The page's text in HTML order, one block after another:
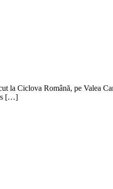
la Ciclova Română, pe Valea
[…]